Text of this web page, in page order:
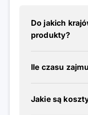
Do jakich
produkty?
Ile czasu
Jakie są